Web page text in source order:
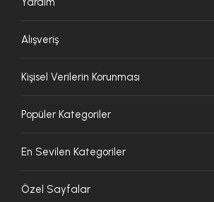
Alışveriş
Kişisel Verilerin Korunması
Popüler Kategoriler
En Sevilen Kategoriler
Özel Sayfalar